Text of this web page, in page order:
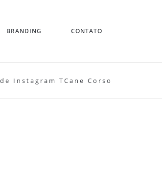
BRANDING CONTATO
Instagram TCane Corso